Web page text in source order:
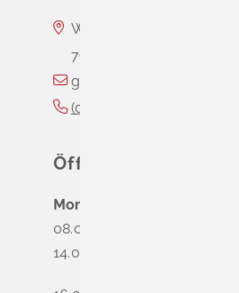
Wasserschloss Entenstein
79418
gemeinde@schliengen.de
(0
Öffnungszeiten
Montag
08.00 - 12.00 Uhr
14.00 - 16.00 Uhr